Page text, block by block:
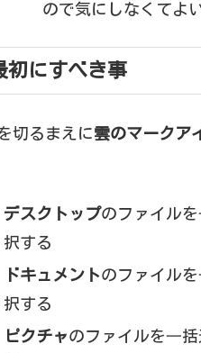
ので気にしなくてよ
初にすべき事
切るまえに雲のマークア
デスクトップのファイル
択する
ドキュメントのファイル
択する
ピクチャのファイルを⼀